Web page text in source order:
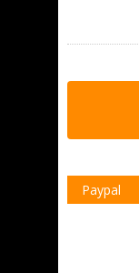
Paypal